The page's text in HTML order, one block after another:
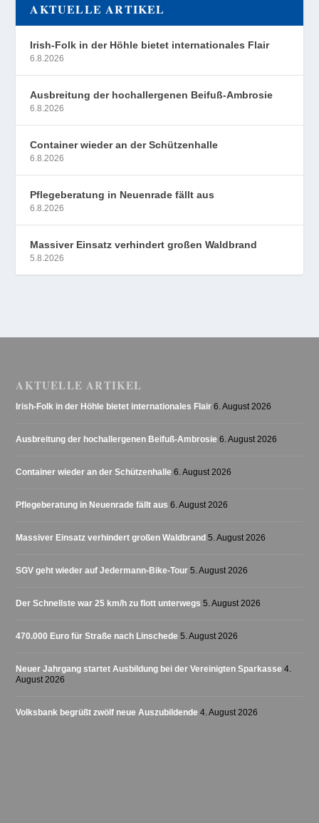
AKTUELLE ARTIKEL
Irish-Folk in der Höhle bietet internationales Flair
6.8.2026
Ausbreitung der hochallergenen Beifuß-Ambrosie
6.8.2026
Container wieder an der Schützenhalle
6.8.2026
Pflegeberatung in Neuenrade fällt aus
6.8.2026
Massiver Einsatz verhindert großen Waldbrand
5.8.2026
AKTUELLE ARTIKEL
Irish-Folk in der Höhle bietet internationales Flair 6. August 2026
Ausbreitung der hochallergenen Beifuß-Ambrosie 6. August 2026
Container wieder an der Schützenhalle 6. August 2026
Pflegeberatung in Neuenrade fällt aus 6. August 2026
Massiver Einsatz verhindert großen Waldbrand 5. August 2026
SGV geht wieder auf Jedermann-Bike-Tour 5. August 2026
Der Schnellste war 25 km/h zu flott unterwegs 5. August 2026
470.000 Euro für Straße nach Linschede 5. August 2026
Neuer Jahrgang startet Ausbildung bei der Vereinigten Sparkasse 4.
August 2026
Volksbank begrüßt zwölf neue Auszubildende 4. August 2026